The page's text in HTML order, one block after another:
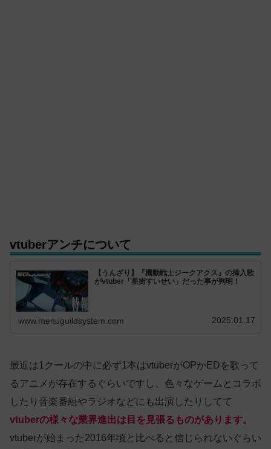
vtuberアンチについて
【うんざり】『機動戦士ジークアクス』の挿入歌
がvtuber「星街すいせい」だった事が判明！
www.menuguildsystem.com 2025.01.17
最近は1クールの中に必ず1本はvtuberがOPかEDを歌って
るアニメが存在するぐらいですし、色々なゲームとコラボ
したり音楽番組やラジオなどにも出演したりしてて
vtuberの様々な業界進出は目を見張るものがあります。
vtuberが始まった2016年頃と比べると信じられないぐらい